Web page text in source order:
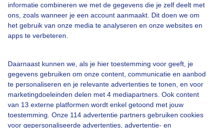
informatie combineren we met de gegevens die je zelf deelt met
ons, zoals wanneer je een account aanmaakt. Dit doen we om
het gebruik van onze media te analyseren en onze websites en
apps te verbeteren.
Daarnaast kunnen we, als je hier toestemming voor geeft, je
gegevens gebruiken om onze content, communicatie en aanbod
te personaliseren en je relevante advertenties te tonen, en voor
marketingdoeleinden delen met 4 mediapartners. Ook content
van 13 externe platformen wordt enkel getoond met jouw
toestemming. Onze 114 advertentie partners gebruiken cookies
voor gepersonaliseerde advertenties, advertentie- en
Contact
Toegankelijkheid
Buienradar Team
Privacy beleid
Cookie beleid
Privacy instellingen